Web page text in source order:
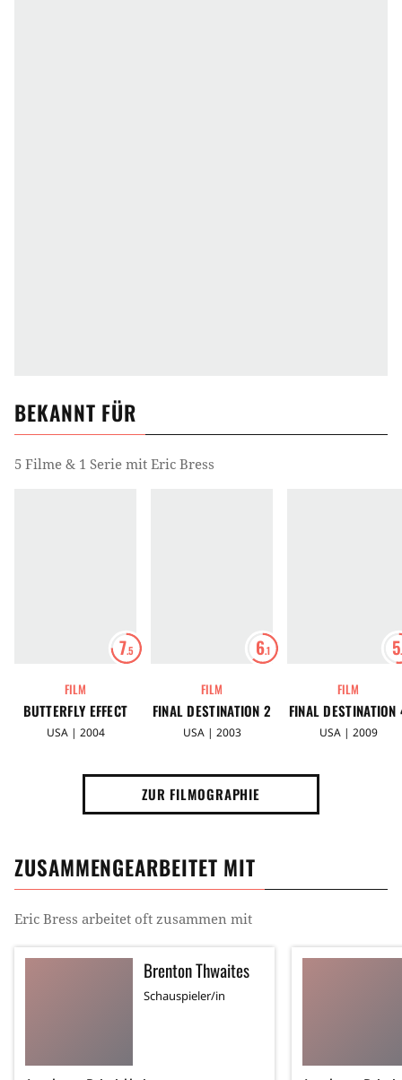
BEKANNT FÜR
5 Filme & 1 Serie mit Eric Bress
7.5
FILM
BUTTERFLY EFFECT
USA | 2004
6.1
FILM
FINAL DESTINATION 2
USA | 2003
5
FILM
FINAL DESTINATION
USA | 2009
ZUR FILMOGRAPHIE
ZUSAMMENGEARBEITET MIT
Eric Bress arbeitet oft zusammen mit
Brenton Thwaites
Schauspieler/in